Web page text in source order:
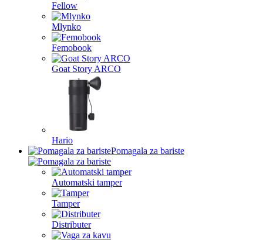
Fellow
Mlynko
Femobook
Goat Story ARCO
Hario
Pomagala za bariste
Automatski tamper
Tamper
Distributer